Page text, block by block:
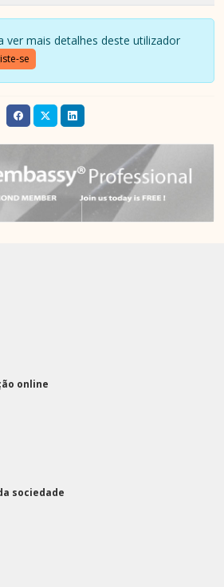
ver mais detalhes deste utilizador
se
online
sociedade